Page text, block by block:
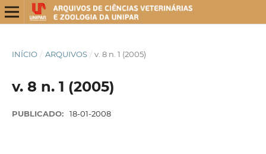
INÍCIO / ARQUIVOS / v. 8 n. 1 (2005)
v. 8 n. 1 (2005)
PUBLICADO: 18-01-2008